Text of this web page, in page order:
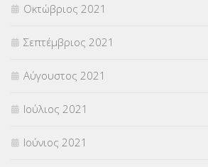
Οκτώβριος 2021
Σεπτέμβριος 2021
Αύγουστος 2021
Ιούλιος 2021
Ιούνιος 2021